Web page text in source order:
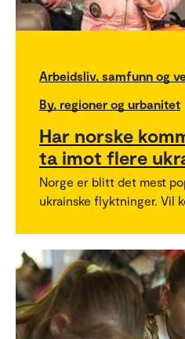
Arbeidsliv, samfunn og
By, regioner og urbanitet
Har norske
ta imot flere
Norge er blitt det mest
ukrainske flyktninger. Vil